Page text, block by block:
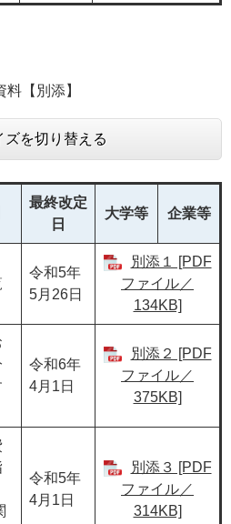
【別添】
ズを切り替える
最終改定
日
大学等 企業等
令和5年
5月26日
別添１ [PDF
ファイル／
134KB]
令和6年
4月1日
別添２ [PDF
ファイル／
375KB]
令和5年
4月1日
別添３ [PDF
ファイル／
314KB]